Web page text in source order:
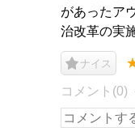
があったア
治改革の実
ナイス
コメント(0)